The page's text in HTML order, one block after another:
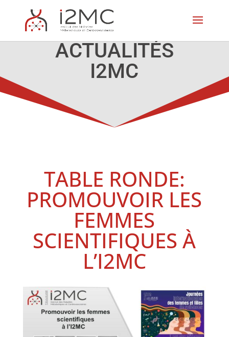
ACTUALITÉS
I2MC
TABLE RONDE:
PROMOUVOIR LES
FEMMES
SCIENTIFIQUES À
L’I2MC